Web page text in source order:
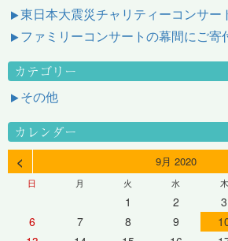
東日本大震災チャリティーコンサー
ファミリーコンサートの幕間にご寄
カテゴリー
その他
カレンダー
< 9月 2020
日 月 火 水 木
1 2 3
6
7 8 9